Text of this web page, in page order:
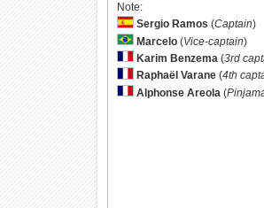
Note:
Sergio Ramos (Captain)
Marcelo(Vice-captain)
Karim Benzema(3rd
Raphaël Varane(4th
Alphonse Areola(